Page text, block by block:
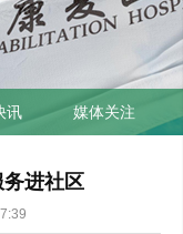
讯 媒体关注
进社区